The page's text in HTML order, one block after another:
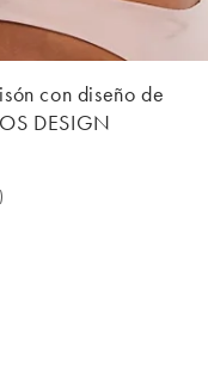
con diseño de
DESIGN
días 9,00 € (0%).
)